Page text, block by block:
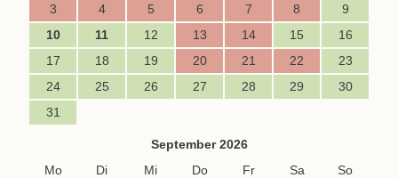
3
4 5 6 7 8
9
10
11 12 13 14 15
16
17
18 19 20 21 22
23
24
25 26 27 28 29
30
31
September 2026
Mo
Di Mi Do Fr Sa
So